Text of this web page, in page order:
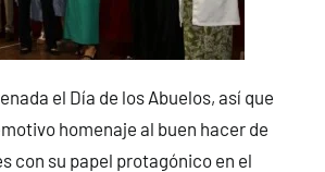
el Día de los Abuelos, así que
homenaje al buen hacer de
con su papel protagónico en el